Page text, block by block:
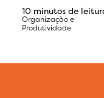
10 minutos de
Organização e
Produtividade